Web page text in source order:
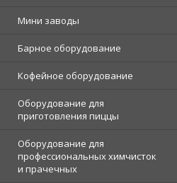
Мини заводы
Барное оборудование
Кофейное оборудование
Оборудование для
приготовления пиццы
Оборудование для
профессиональных химчисток
и прачечных